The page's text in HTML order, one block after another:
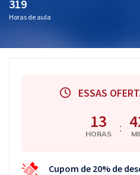
Aprovados
319
Horas de aula
ESSAS
13
HORAS :
Cupom de 20% de